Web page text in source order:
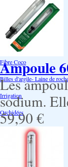
Promotion Discount
Terraux
Autres substrats
Fibre Coco
Billes d'argile- Laine de
Irrigation
Orchidées
Système NFT
Système goutte à goutte
Ampoule
Les
sodium.
59,90 €